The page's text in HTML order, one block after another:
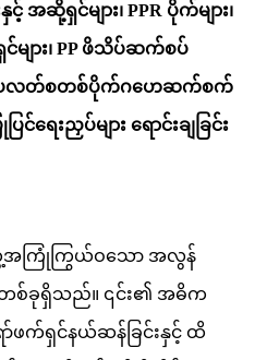
အဆို့ရှင်များ၊ PPR ပိုက်များ၊
များ၊ PP ဖိသိပ်ဆက်စပ်
း၊ ပလတ်စတစ်ပိုက်ဂဟေဆက်စက်
င်ရေးညှပ်များ ရောင်းချခြင်း
ေ့အကြုံကြွယ်ဝသော အလွန်
တစ်ခုရှိသည်။ ၎င်း၏ အဓိက
ာ်ဖက်ရှင်နယ်ဆန်ခြင်းနှင့် ထိ